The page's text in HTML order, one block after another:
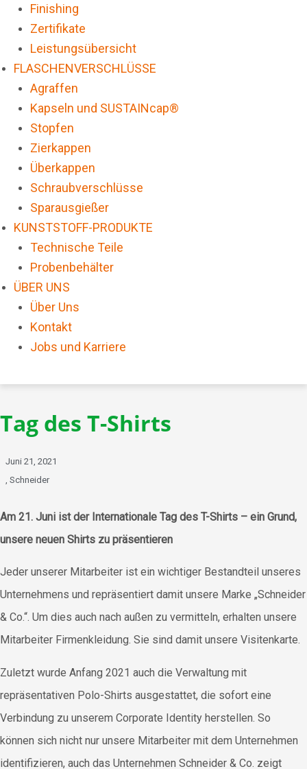
Finishing
Zertifikate
Leistungsübersicht
FLASCHENVERSCHLÜSSE
Agraffen
Kapseln und SUSTAINcap®
Stopfen
Zierkappen
Überkappen
Schraubverschlüsse
Sparausgießer
KUNSTSTOFF-PRODUKTE
Technische Teile
Probenbehälter
ÜBER UNS
Über Uns
Kontakt
Jobs und Karriere
Tag des T-Shirts
Juni 21, 2021
Schneider
Am 21. Juni ist der Internationale Tag des T-Shirts – ein Grund,
unsere neuen Shirts zu präsentieren
Jeder unserer Mitarbeiter ist ein wichtiger Bestandteil unseres
Unternehmens und repräsentiert damit unsere Marke „Schneider
& Co.“. Um dies auch nach außen zu vermitteln, erhalten unsere
Mitarbeiter Firmenkleidung. Sie sind damit unsere Visitenkarte.
Zuletzt wurde Anfang 2021 auch die Verwaltung mit
repräsentativen Polo-Shirts ausgestattet, die sofort eine
Verbindung zu unserem Corporate Identity herstellen. So
können sich nicht nur unsere Mitarbeiter mit dem Unternehmen
identifizieren, auch das Unternehmen Schneider & Co. zeigt